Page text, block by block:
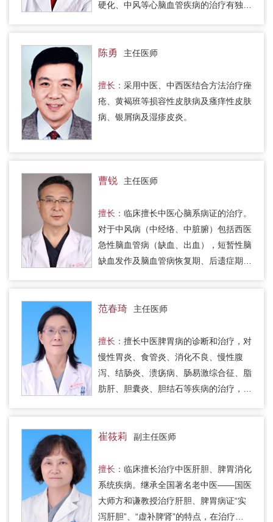
硬化、中风等心脑血管疾病的治疗有独到
陈勇 主任医师
擅长： 采用中医、中西医结合方法治疗痤
疮、黄褐班等损容性皮肤病及瘙痒性皮肤
病、银屑病及湿疹皮炎。
曹锐 主任医师
擅长： 临床擅长中医心脑系病证的治疗。
对于中风病（中经络、中脏腑）包括西医
急性脑血管病（缺血、出血），短暂性脑
缺血发作及脑血管病恢复期、后遗症期的
范春琦 主任医师
擅长： 擅长中医脾胃病的诊断和治疗，对
慢性胃炎、食管炎、消化不良、慢性腹
泻、结肠炎、溃疡病、肠易激综合征、脂
肪肝、胆囊炎、胆结石等疾病的治疗，有
崔筱莉 副主任医师
擅长： 临床擅长治疗中医肝胆、脾胃消化
系统疾病。继承全国著名老中医——国医
大师方和谦教授治疗肝胆、脾胃病证“实
泻肝胆”、“虚补脾肾”的特点，在治疗消